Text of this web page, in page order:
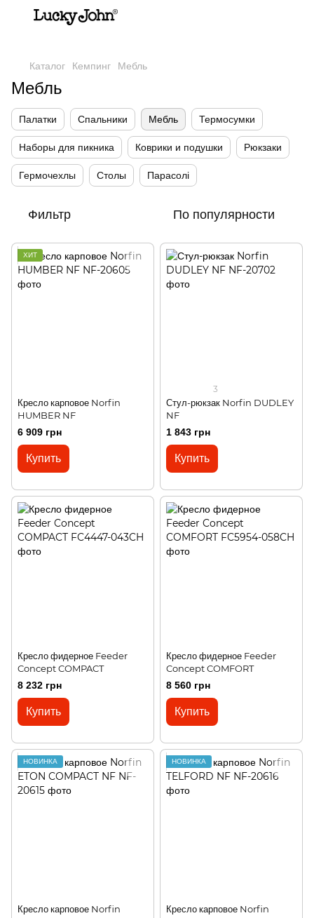
Каталог Кемпинг Мебль
Мебль
Палатки Спальники Мебль Термосумки
Наборы для пикника Коврики и подушки Рюкзаки
Гермочехлы Столы Парасолі
Фильтр По популярности
ХИТ
Кресло карповое Norfin
HUMBER NF
6 909 грн
Купить
3
Стул-рюкзак Norfin DUDLEY
NF
1 843 грн
Купить
Кресло фидерное Feeder
Concept COMPACT
8 232 грн
Купить
Кресло фидерное Feeder
Concept COMFORT
8 560 грн
Купить
НОВИНКА
Кресло карповое Norfin
НОВИНКА
Кресло карповое Norfin